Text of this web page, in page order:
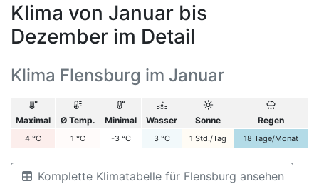
Klima von Januar bis
Dezember im Detail
Klima Flensburg im Januar
Maximal Ø Temp. Minimal Wasser Sonne Regen
4 °C 1 °C -3 °C 3 °C 1 Std./Tag 18 Tage/Monat
Komplette Klimatabelle für Flensburg ansehen